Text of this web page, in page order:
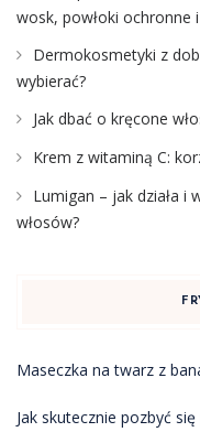
wosk, powłoki ochronne
Dermokosmetyki z
wybierać?
Jak dbać o kręcone
Krem z witaminą C:
Lumigan – jak działa i
włosów?
Maseczka na twarz z
Jak skutecznie pozbyć